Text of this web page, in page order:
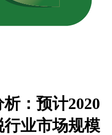
：预计2020
业市场规模